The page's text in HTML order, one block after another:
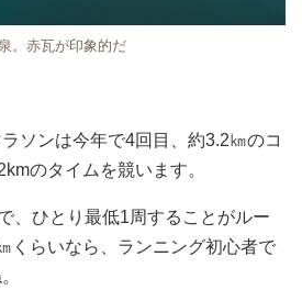
。赤瓦が印象的だ
ソンは今年で4回目、約3.2㎞のコ
のタイムを競います。
、ひとり最低1周することがルー
くらいなら、ランニング初心者で